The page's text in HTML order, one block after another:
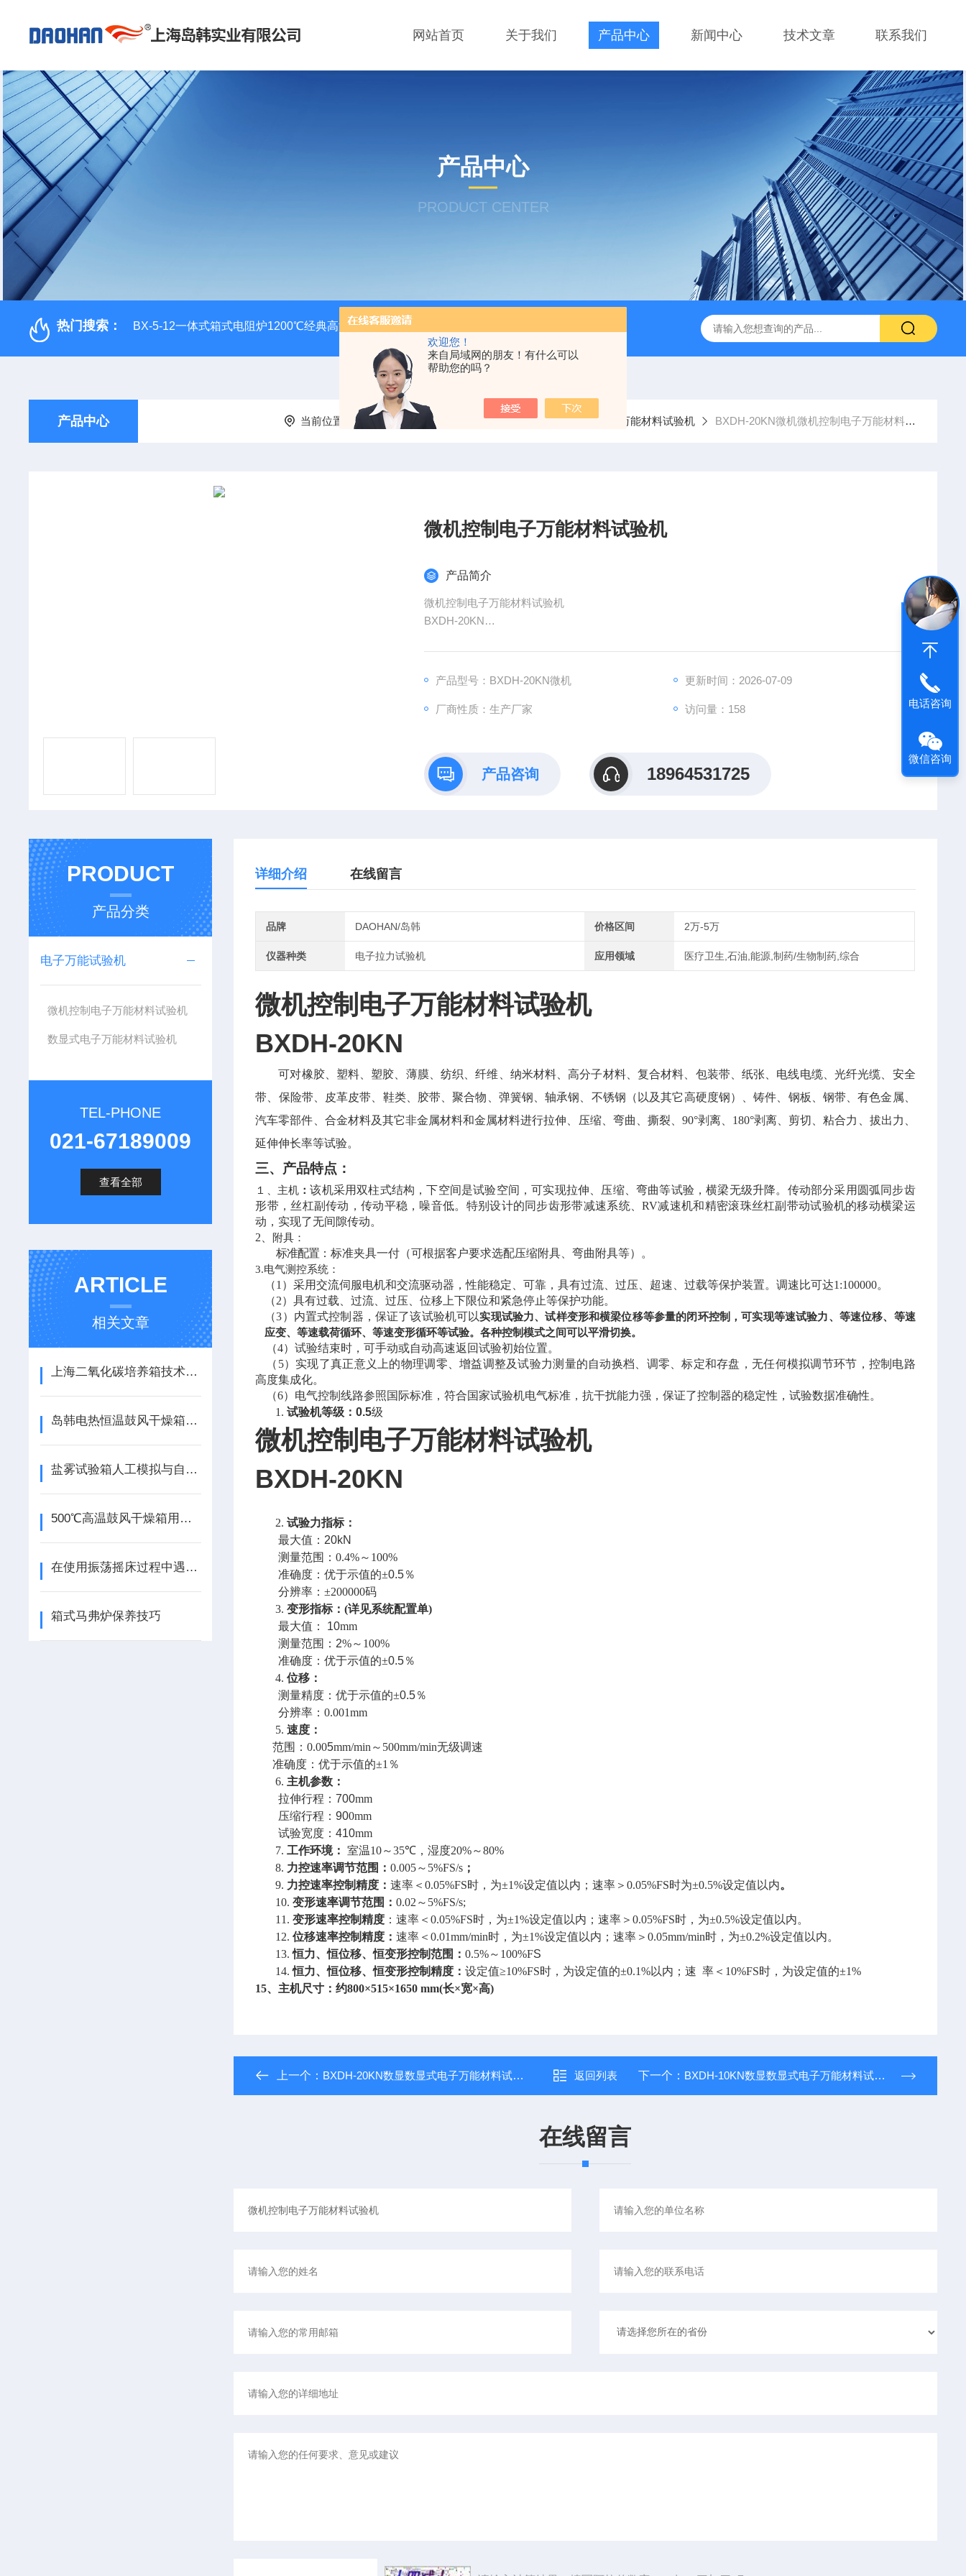
欢迎您！
来自局域网的朋友！有什么可以
帮助您的吗？
网站首页 关于我们 产品中心 新闻中心 技术文章 联系我们
产品中心
PRODUCT CENTER
热门搜索： BX-5-12一体式箱式电阻炉1200℃经典高温马弗炉 BX-12-12H灰分含量测定马弗炉1200度电炉灰分测定仪 GDJ6010高低温交变试验箱daohan冷热交变测试箱
产品中心 当前位置： 首页 产品中心 电子万能试验机 微机控制电子万能材料试验机 BXDH-20KN微机微机控制电子万能材料试验机
微机控制电子万能材料试验机
产品简介
微机控制电子万能材料试验机
BXDH-20KN
钢、轴承钢、不锈钢（以及其它高硬度钢）、铸件、钢板、钢带、有色金属、汽
产品型号：BXDH-20KN微机 更新时间：2026-07-09
厂商性质：生产厂家 访问量：158
产品咨询 18964531725
PRODUCT
产品分类
电子万能试验机
微机控制电子万能材料试验机
数显式电子万能材料试验机
TEL-PHONE
021-67189009
查看全部
ARTICLE
相关文章
上海二氧化碳培养箱技术特点
岛韩电热恒温鼓风干燥箱的保养和使用
盐雾试验箱人工模拟与自然环境暴露试验的区别
500℃高温鼓风干燥箱用途及产品特点
在使用振荡摇床过程中遇见的故障
箱式马弗炉保养技巧
详细介绍 在线留言
品牌 DAOHAN/岛韩 价格区间 2万-5万
仪器种类 电子拉力试验机 应用领域 医疗卫生,石油,能源,制药/生物制药,综合
微机控制电子万能材料试验机
BXDH-20KN
可对橡胶、塑料、塑胶、薄膜、纺织、纤维、纳米材料、高分子材料、复合材料、包装带、纸张、电线电缆、光纤光缆、安全
带、保险带、皮革皮带、鞋类、胶带、聚合物、弹簧钢、轴承钢、不锈钢（以及其它高硬度钢）、铸件、钢板、钢带、有色金属、
汽车零部件、合金材料及其它非金属材料和金属材料进行拉伸、压缩、弯曲、撕裂、 90°剥离、 180°剥离、剪切、粘合力、拔出力、
延伸伸长率等试验。
三、产品特点：
１、 主机 ：该机采用双柱式结构，下空间是试验空间，可实现拉伸、压缩、弯曲等试验，横梁无级升降。传动部分采用圆弧同步齿
形带，丝杠副传动，传动平稳，噪音低。特别设计的同步齿形带减速系统、RV减速机和精密滚珠丝杠副带动试验机的移动横梁运
动，实现了无间隙传动。
2、
附具：
标准配置 ：标准夹具一付（可根据客户要求选配压缩附具、弯曲附具等）。
3.电气测控系统：
（1）采用交流伺服电机和交流驱动器，性能稳定、可靠，具有过流、过压、超速、过载等保护装置。调速比可达1:100000。
（2）具有过载、过流、过压、位移上下限位和紧急停止等保护功能。
（3）内置式控制器，保证了该试验机可以实现试验力、试样变形和横梁位移等参量的闭环控制，可实现等速试验力、等速位移、等速
应变、等速载荷循环、等速变形循环等试验。各种控制模式之间可以平滑切换。
（4）试验结束时，可手动或自动高速返回试验初始位置。
（ 5）实现了真正意义上的物理调零、增益调整及试验力测量的自动换档、调零、标定和存盘，无任何模拟调节环节，控制电路
高度集成化。
（6）电气控制线路参照国际标准，符合国家试验机电气标准，抗干扰能力强，保证了控制器的稳定性，试验数据准确性。
1.试验机等级：0.5级
微机控制电子万能材料试验机
BXDH-20KN
2.试验力指标：
最大值： 20kN
测量范围：0.4%～ 100%
准确度：优于示值的±0.5％
分辨率：±200000码
3.变形指标：(详见系统配置单)
最大值：
10mm
测量范围： 2%～ 100%
准确度：优于示值的±0.5％
4.位移：
测量精度：优于示值的±0.5％
分辨率：0.001mm
5.速度：
范围：0.005mm/min ～ 500mm/min无级调速
准确度：优于示值的±1 ％
6. 主机参数：
拉伸行程：700mm
压缩行程：900mm
试验宽度：410mm
7.工作环境： 室温10～35℃ ，湿度20%～80%
8. 力控速率调节范围：0.005～ 5%FS/s ；
9. 力控速率控制精度：速率＜0.05%FS时，为±1%设定值以内；速率＞0.05%FS时为±0.5%设定值以内。
10.变形速率调节范围：0.02 ～ 5%FS/s;
11.变形速率控制精度 ：速率＜0.05%FS时，为±1%设定值以内；速率＞0.05%FS时，为±0.5%设定值以内。
12.位移速率控制精度：速率＜0.01mm/min时，为±1%设定值以内；速率＞0.05mm/min时，为±0.2%设定值以内。
13.恒力、恒位移、恒变形控制范围：0.5%～ 100%FS
14.恒力、恒位移、恒变形控制精度：设定值≥10%FS时，为设定值的±0.1%以内；速 率＜ 10%FS时，为设定值的±1%
15、主机尺寸：约800×515×1650 mm(长×宽×高)
上一个： BXDH-20KN数显数显式电子万能材料试验机 返回列表 下一个： BXDH-10KN数显数显式电子万能材料试验机
在线留言
电话咨询
微信咨询